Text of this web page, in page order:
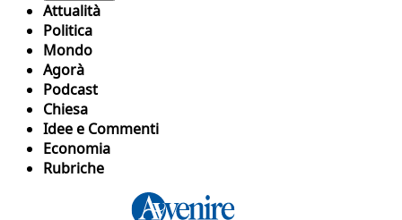
Attualità
Politica
Mondo
Agorà
Podcast
Chiesa
Idee e Commenti
Economia
Rubriche